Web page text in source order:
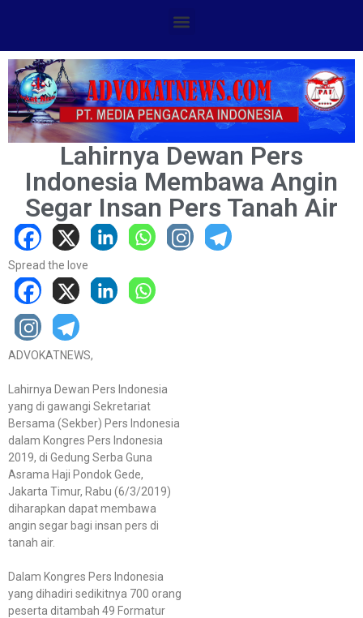
Lahirnya Dewan Pers
Indonesia Membawa Angin
Segar Insan Pers Tanah Air
Spread the love
ADVOKATNEWS,
Lahirnya Dewan Pers Indonesia
yang di gawangi Sekretariat
Bersama (Sekber) Pers Indonesia
dalam Kongres Pers Indonesia
2019, di Gedung Serba Guna
Asrama Haji Pondok Gede,
Jakarta Timur, Rabu (6/3/2019)
diharapkan dapat membawa
angin segar bagi insan pers di
tanah air.
Dalam Kongres Pers Indonesia
yang dihadiri sedikitnya 700 orang
peserta ditambah 49 Formatur